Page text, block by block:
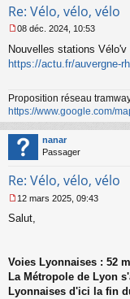
Re: Vélo, vélo, vélo
e
s
g
e
n
o
n
l
08 déc. 2024, 10:53
Nouvelles stations Vélo'v
https://actu.fr/auvergne-
Proposition réseau
https://www.google.com/
nanar
Passager
Re: Vélo, vélo, vélo
e
g
e
n
12 mars 2025, 09:43
Salut,
Voies Lyonnaises : 52
La Métropole de Lyon
Lyonnaises d'ici la fin